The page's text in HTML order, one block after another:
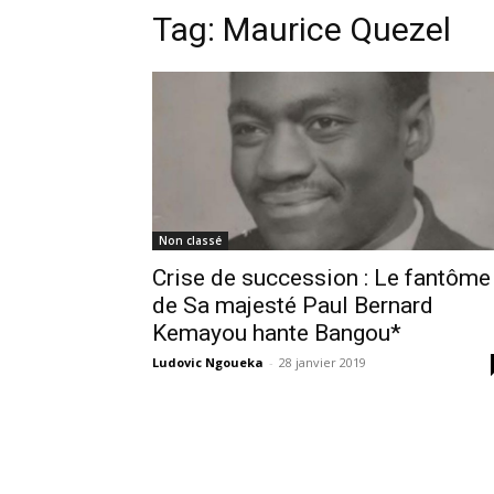
Tag: Maurice Quezel
Non classé
Crise de succession : Le fantôme
de Sa majesté Paul Bernard
Kemayou hante Bangou*
Ludovic Ngoueka - 28 janvier 2019